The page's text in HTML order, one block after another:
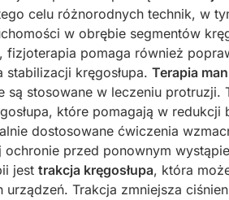
celu różnorodnych technik, w
w obrębie segmentów
fizjoterapia pomaga również
kręgosłupa. Terapia
są stosowane w leczeniu protruzji.
które pomagają w
dostosowane ćwiczenia
ochronie przed ponownym
jest trakcja kręgosłupa, która
Trakcja zmniejsza